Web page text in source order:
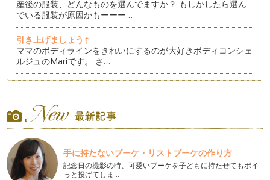
産後の服装、どんなものを選んでますか？ もしかしたら選ん
でいる服装が原因かもーーー…
引き上げましょう↑
ママのボディラインをきれいにするのが大好きボディコンシェ
ルジュのMariです。 さ…
いらない日もあるくらい！ …
ママが赤ちゃんと楽しむエクササイズ：ウエスト＆ヒップシェ
イプ
出産後に気になるのがウエストだけでなくヒップライン。 前
回の記事で書いたウエストシ…
手に持たないブーケ・リストブーケの作り方
記念日の撮影の時、可愛いブーケを子どもに持たせてもポイ
っと投げてしま…